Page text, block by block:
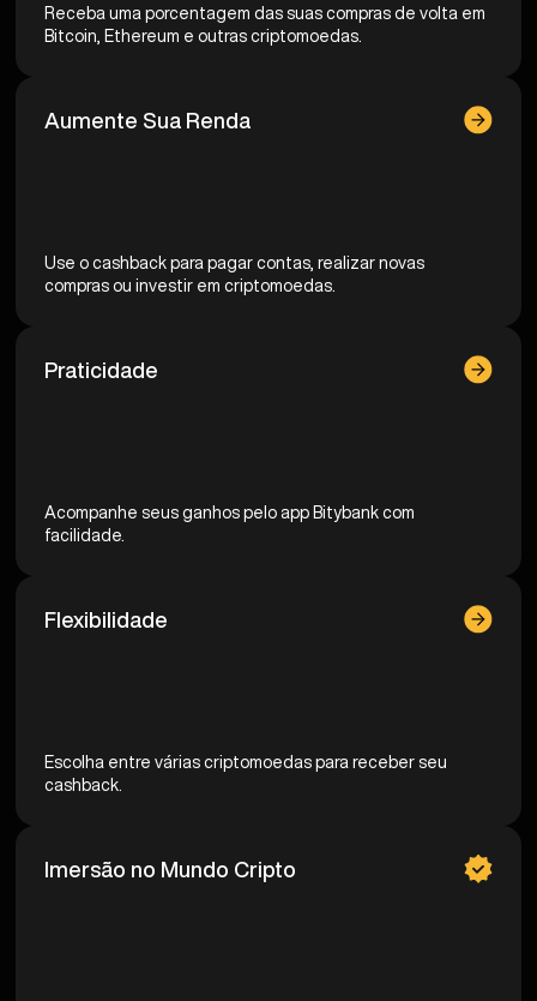
Receba uma porcentagem das suas compras de volta em
Bitcoin, Ethereum e outras criptomoedas.
Aumente Sua Renda
Use o cashback para pagar contas, realizar novas
compras ou investir em criptomoedas.
Praticidade
Acompanhe seus ganhos pelo app Bitybank com
facilidade.
Flexibilidade
Escolha entre várias criptomoedas para receber seu
cashback.
Imersão no Mundo Cripto